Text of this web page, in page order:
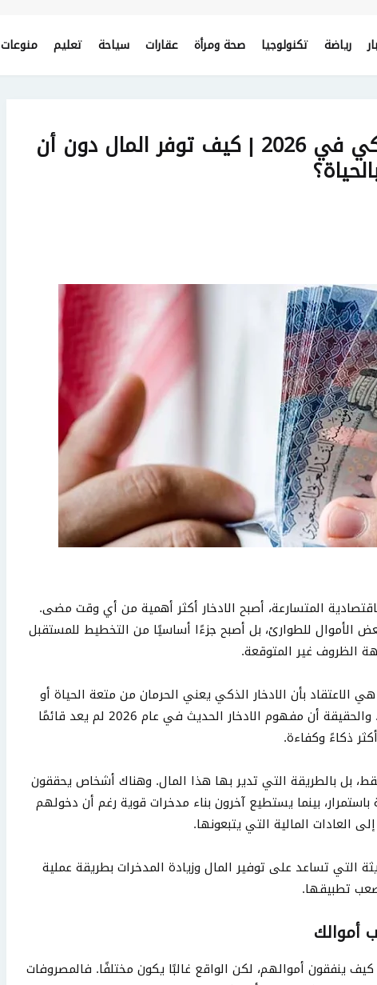
رياضة تكنولوجيا صحة ومرأة عقارات سياحة تعليم منوعات
5 نصائح لتحقيق الادخار الذكي في 2026 | كيف توفر المال دون أن
المتسارعة، أصبح الادخار أكثر أهمية من أي وقت مضى.
الأموال للطوارئ، بل أصبح جزءًا أساسيًا من التخطيط للمستقبل
الظروف غير المتوقعة.
بأن الادخار الذكي يعني الحرمان من متعة الحياة أو
التوقف عن الإنفاق على الأمور التي يحبونها. والحقيقة أن مفهوم الادخار الحديث في عام 2026 لم يعد قائمًا
ذكاءً وكفاءة.
بل بالطريقة التي تدير بها هذا المال. وهناك أشخاص يحققون
باستمرار، بينما يستطيع آخرون بناء مدخرات قوية رغم أن دخولهم
العادات المالية التي يتبعونها.
تساعد على توفير المال وزيادة المدخرات بطريقة عملية
تطبيقها.
أموالك
ينفقون أموالهم، لكن الواقع غالبًا يكون مختلفًا. فالمصروفات